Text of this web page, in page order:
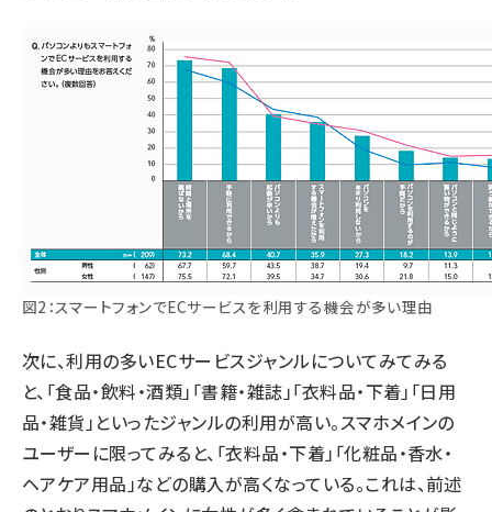
図2：スマートフォンでECサービスを利用する機会が多い理由
次に、利用の多いECサービスジャンルについてみてみる
と、「食品・飲料・酒類」「書籍・雑誌」「衣料品・下着」「日用
品・雑貨」といったジャンルの利用が高い。スマホメインの
ユーザーに限ってみると、「衣料品・下着」「化粧品・香水・
ヘアケア用品」などの購入が高くなっている。これは、前述